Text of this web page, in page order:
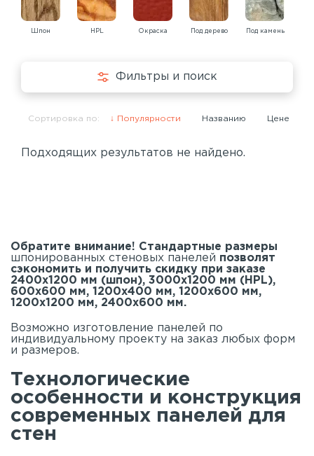
Шпон HPL Окраска Под дерево Под камень
Фильтры и поиск
Сортировка по: Популярности Названию Цене
Подходящих результатов не найдено.
Обратите внимание! Стандартные размеры
шпонированных стеновых панелей позволят
сэкономить и получить скидку при заказе
2400х1200 мм (шпон), 3000х1200 мм (HPL),
600х600 мм, 1200х400 мм, 1200х600 мм,
1200х1200 мм, 2400х600 мм.
Возможно изготовление панелей по
индивидуальному проекту на заказ любых форм
и размеров.
Технологические
особенности и конструкция
современных панелей для
стен